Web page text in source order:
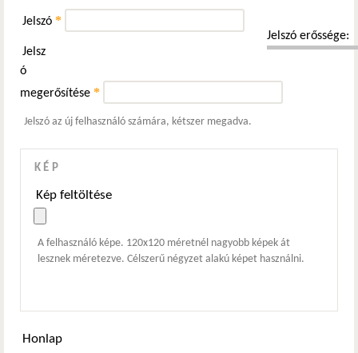
Jelszó erőssége:
Jelszó *
Jelsz
ó
megerősítése *
Jelszó az új felhasználó számára, kétszer megadva.
KÉP
Kép feltöltése
A felhasználó képe. 120x120 méretnél nagyobb képek át
lesznek méretezve. Célszerű négyzet alakú képet használni.
Honlap